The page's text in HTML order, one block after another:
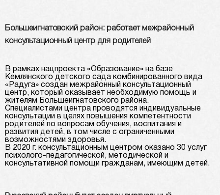
Большеигнатовский район: работает межрайонный
консультационный центр для родителей
В рамках нацпроекта «Образование» на базе
Кемлянского детского сада комбинированного вида
«Радуга» создан межрайонный консультационный
центр, который оказывает необходимую помощь и
жителям Большеигнатовского района.
Специалистами центра проводятся индивидуальные
консультации в целях повышения компетентности
родителей по вопросам обучения, воспитания и
развития детей, в том числе с ограниченными
возможностями здоровья.
В 2020 г. консультационным центром оказано 30 услуг
психолого-педагогической, методической и
консультативной помощи гражданам, имеющим детей.